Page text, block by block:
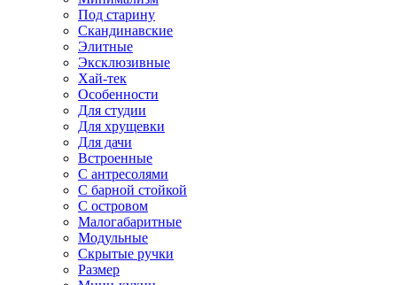
Под старину
Скандинавские
Элитные
Эксклюзивные
Хай-тек
Особенности
Для студии
Для хрущевки
Для дачи
Встроенные
С антресолями
С барной стойкой
С островом
Малогабаритные
Модульные
Скрытые ручки
Размер